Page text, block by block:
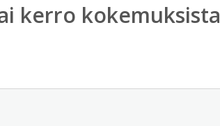
kerro kokemuksista